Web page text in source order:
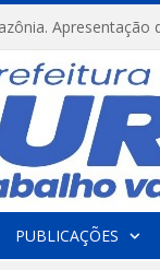
PUBLICAÇÕES